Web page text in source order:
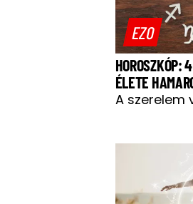
EZO
HOROSZKÓP:
ÉLETE
A szerelem